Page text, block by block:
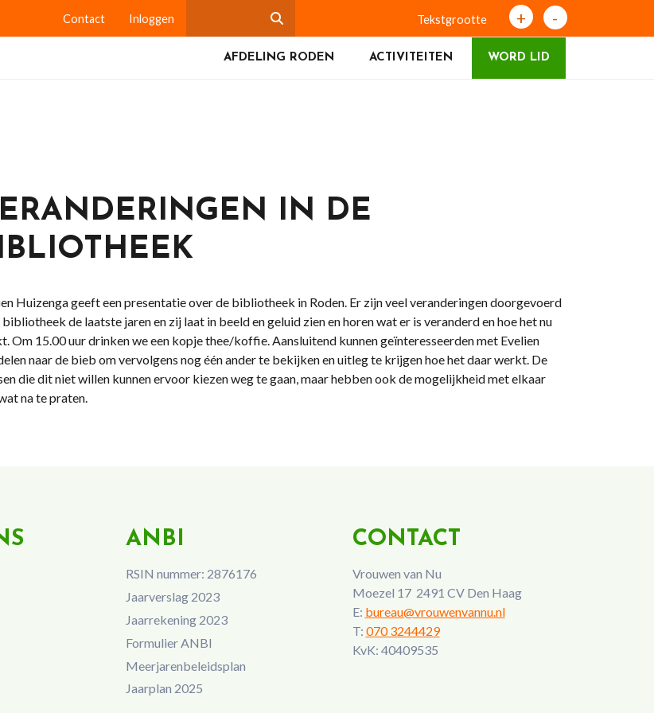
Contact Inloggen Tekstgrootte + -
AFDELING RODEN ACTIVITEITEN WORD LID
IN DE
Huizenga geeft een presentatie over de bibliotheek in Roden. Er zijn veel veranderingen doorgevoerd
bibliotheek de laatste jaren en zij laat in beeld en geluid zien en horen wat er is veranderd en hoe het nu
Om 15.00 uur drinken we een kopje thee/koffie. Aansluitend kunnen geïnteresseerden met Evelien
naar de bieb om vervolgens nog één ander te bekijken en uitleg te krijgen hoe het daar werkt. De
die dit niet willen kunnen ervoor kiezen weg te gaan, maar hebben ook de mogelijkheid met elkaar
na te praten.
ANBI
RSIN nummer: 2876176
Jaarverslag 2023
Jaarrekening 2023
Formulier ANBI
Meerjarenbeleidsplan
Jaarplan 2025
CONTACT
Vrouwen van Nu
Moezel 17 2491 CV Den Haag
E: bureau@vrouwenvannu.nl
T: 070 3244429
KvK: 40409535